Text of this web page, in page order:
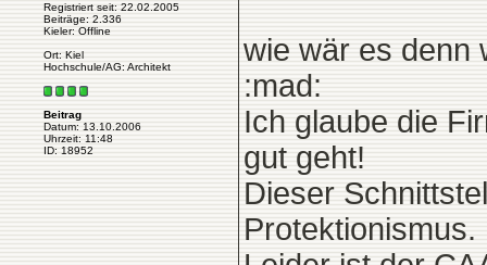
Registriert seit: 22.02.2005
Beiträge: 2.336
Kieler: Offline
Ort: Kiel
Hochschule/AG: Architekt
Beitrag
Datum: 13.10.2006
Uhrzeit: 11:48
ID: 18952
wie wär es denn
:mad:
Ich glaube die
gut geht!
Dieser
Protektionismus.